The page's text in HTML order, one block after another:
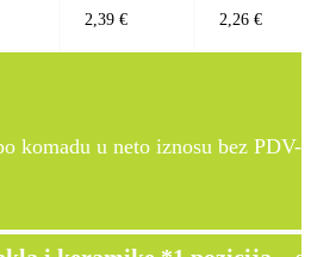
2,39 € 2,26 €
komadu u neto iznosu bez PDV-